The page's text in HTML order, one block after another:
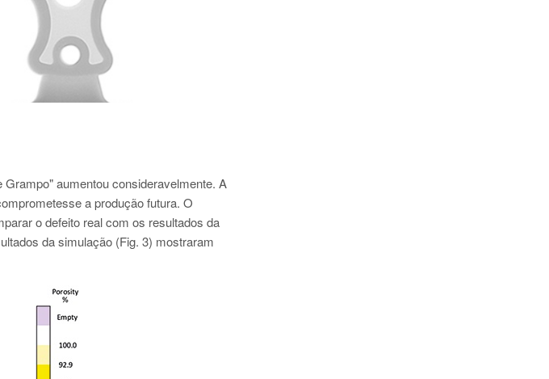
aumentou consideravelmente. A
a produção futura. O
o defeito real com os resultados da
da simulação (Fig. 3) mostraram